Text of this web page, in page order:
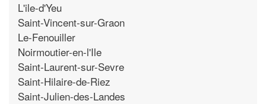
L'ile-d'Yeu
Saint-Vincent-sur-Graon
Le-Fenouiller
Noirmoutier-en-l'Ile
Saint-Laurent-sur-Sevre
Saint-Hilaire-de-Riez
Saint-Julien-des-Landes